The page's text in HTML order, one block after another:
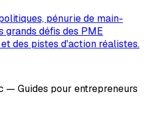
pénurie de main-
défis des PME
des pistes d'action réalistes.
— Guides pour entrepreneurs